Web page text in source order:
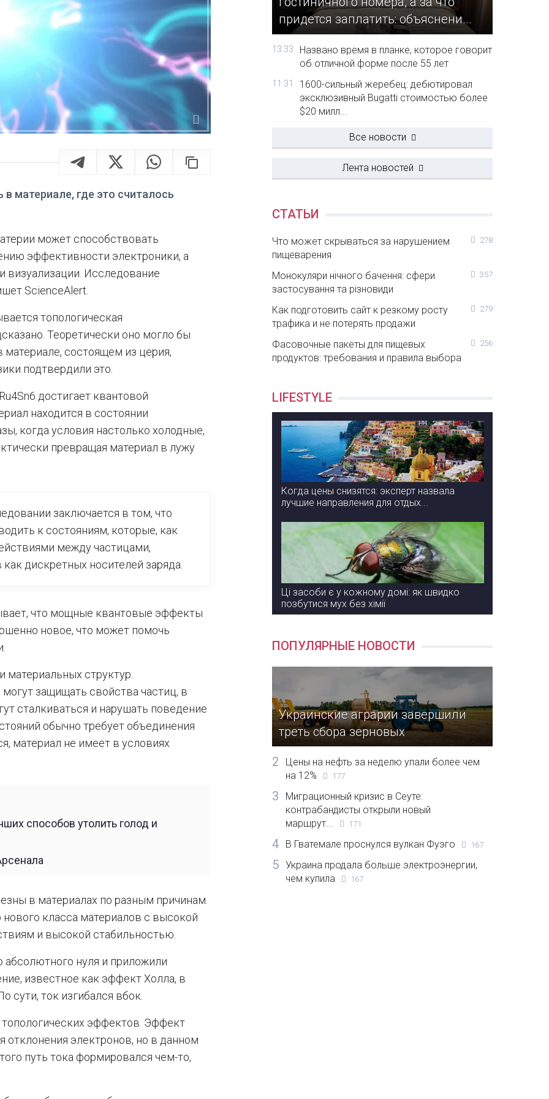
материале, где это считалось
может способствовать
эффективности электроники, а
визуализации. Исследование
ScienceAlert.
топологическая
Теоретически оно могло бы
материале, состоящем из церия,
подтвердили это.
достигает квантовой
находится в состоянии
когда условия настолько холодные,
превращая материал в лужу
заключается в том, что
к состояниям, которые, как
между частицами,
дискретных носителей заряда.
что мощные квантовые эффекты
новое, что может помочь
материальных структур.
защищать свойства частиц, в
сталкиваться и нарушать поведение
обычно требует объединения
материал не имеет в условиях
способов утолить голод и
в материалах по разным причинам.
класса материалов с высокой
и высокой стабильностью.
абсолютного нуля и приложили
известное как эффект Холла, в
сути, ток изгибался вбок.
эффектов. Эффект
отклонения электронов, но в данном
путь тока формировался чем-то,
придется заплатить: объяснени...
13:33
Названо время в планке, которое говорит
об отличной форме после 55 лет
11:31
1600-сильный жеребец: дебютировал
эксклюзивный Bugatti стоимостью более
$20 милл...
Все новости
Лента новостей
СТАТЬИ
Что может скрываться за нарушением
пищеварения
278
Монокуляри нічного бачення: сфери
застосування та різновиди
357
Как подготовить сайт к резкому росту
трафика и не потерять продажи
279
Фасовочные пакеты для пищевых
продуктов: требования и правила выбора
256
LIFESTYLE
Когда цены снизятся: эксперт назвала
лучшие направления для отдых...
Ці засоби є у кожному домі: як швидко
позбутися мух без хімії
ПОПУЛЯРНЫЕ НОВОСТИ
Украинские аграрии завершили
треть сбора зерновых
2
Цены на нефть за неделю упали более чем
на 12%
177
3
Миграционный кризис в Сеуте:
контрабандисты открыли новый
маршрут...
171
4 В Гватемале проснулся вулкан Фуэго 167
5
Украина продала больше электроэнергии,
чем купила
167